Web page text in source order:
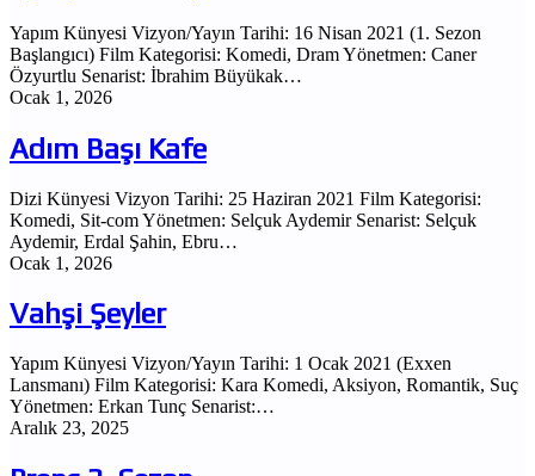
Yapım Künyesi Vizyon/Yayın Tarihi: 16 Nisan 2021 (1. Sezon
Başlangıcı) Film Kategorisi: Komedi, Dram Yönetmen: Caner
Özyurtlu Senarist: İbrahim Büyükak…
Ocak 1, 2026
Adım Başı Kafe
Dizi Künyesi Vizyon Tarihi: 25 Haziran 2021 Film Kategorisi:
Komedi, Sit-com Yönetmen: Selçuk Aydemir Senarist: Selçuk
Aydemir, Erdal Şahin, Ebru…
Ocak 1, 2026
Vahşi Şeyler
Yapım Künyesi Vizyon/Yayın Tarihi: 1 Ocak 2021 (Exxen
Lansmanı) Film Kategorisi: Kara Komedi, Aksiyon, Romantik, Suç
Yönetmen: Erkan Tunç Senarist:…
Aralık 23, 2025